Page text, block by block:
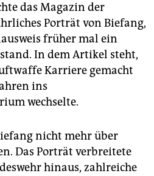
das Magazin der
Porträt von Biefang,
früher mal ein
In dem Artikel steht,
Karriere gemacht
ins
wechselte.
nicht mehr über
Das Porträt verbreitete
hinaus, zahlreiche